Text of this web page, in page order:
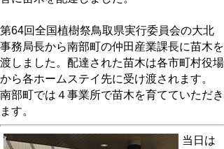
第64回全国植樹祭鳥取県実行委員会の大北
事務局長から南部町の仲田産業課長に苗木を
渡しました。配達された苗木は各市町村役場
から各ホームステイ先に受け渡されます。
南部町では４事業所で苗木を育てていただき
ます。
当日は